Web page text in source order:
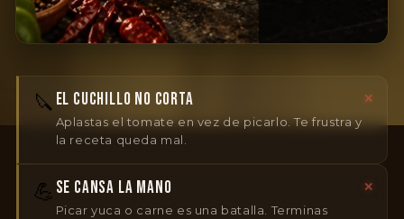
🔪 EL CUCHILLO NO CORTA
Aplastas el tomate en vez de picarlo. Te frustra y
la receta queda mal.
✕
💪 SE CANSA LA MANO
Picar yuca o carne es una batalla. Terminas
✕